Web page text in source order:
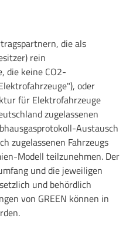
die als
rein
die keine CO2-
oder
für Elektrofahrzeuge
zugelassenen
Austausch
zugelassenen Fahrzeugs
Modell teilzunehmen. Der
und die jeweiligen
und behördlich
von GREEN können in